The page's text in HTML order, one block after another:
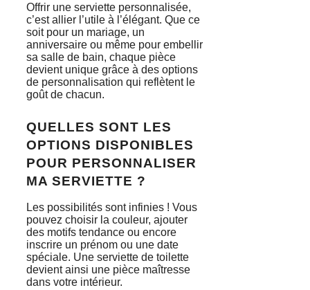
Offrir une serviette personnalisée,
c’est allier l’utile à l’élégant. Que ce
soit pour un mariage, un
anniversaire ou même pour embellir
sa salle de bain, chaque pièce
devient unique grâce à des options
de personnalisation qui reflètent le
goût de chacun.
QUELLES SONT LES
OPTIONS DISPONIBLES
POUR PERSONNALISER
MA SERVIETTE ?
Les possibilités sont infinies ! Vous
pouvez choisir la couleur, ajouter
des motifs tendance ou encore
inscrire un prénom ou une date
spéciale. Une serviette de toilette
devient ainsi une pièce maîtresse
dans votre intérieur.